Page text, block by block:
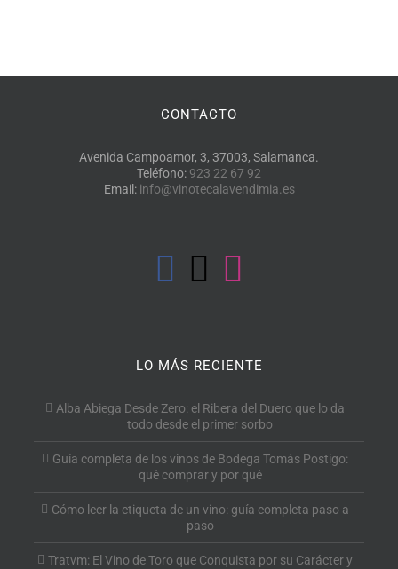
CONTACTO
Avenida Campoamor, 3, 37003, Salamanca.
Teléfono: 923 22 67 92
Email: info@vinotecalavendimia.es
LO MÁS RECIENTE
Alba Abiega Desde Zero: el Ribera del Duero que lo da
todo desde el primer sorbo
Guía completa de los vinos de Bodega Tomás Postigo:
qué comprar y por qué
Cómo leer la etiqueta de un vino: guía completa paso a
paso
Tratvm: El Vino de Toro que Conquista por su Carácter y